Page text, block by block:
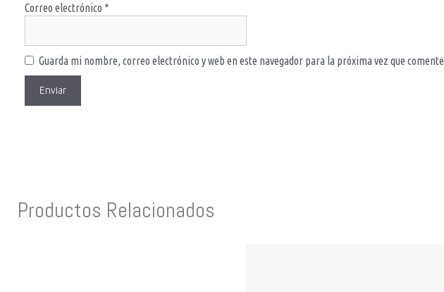
Correo electrónico *
Guarda mi nombre, correo electrónico y web en este navegador para la próxima vez que comente.
Productos Relacionados